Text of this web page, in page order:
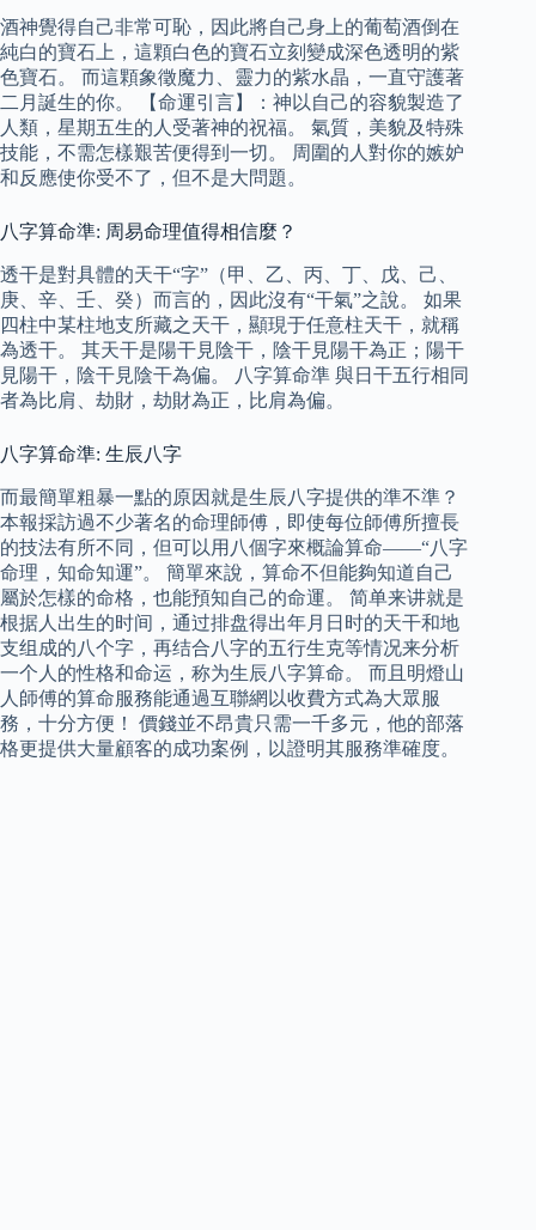
酒神覺得自己非常可恥，因此將自己身上的葡萄酒倒在
純白的寶石上，這顆白色的寶石立刻變成深色透明的紫
色寶石。 而這顆象徵魔力、靈力的紫水晶，一直守護著
二月誕生的你。 【命運引言】：神以自己的容貌製造了
人類，星期五生的人受著神的祝福。 氣質，美貌及特殊
技能，不需怎樣艱苦便得到一切。 周圍的人對你的嫉妒
和反應使你受不了，但不是大問題。
八字算命準: 周易命理值得相信麼？
透干是對具體的天干“字”（甲、乙、丙、丁、戊、己、
庚、辛、壬、癸）而言的，因此沒有“干氣”之說。 如果
四柱中某柱地支所藏之天干，顯現于任意柱天干，就稱
為透干。 其天干是陽干見陰干，陰干見陽干為正；陽干
見陽干，陰干見陰干為偏。 八字算命準 與日干五行相同
者為比肩、劫財，劫財為正，比肩為偏。
八字算命準: 生辰八字
而最簡單粗暴一點的原因就是生辰八字提供的準不準？
本報採訪過不少著名的命理師傅，即使每位師傅所擅長
的技法有所不同，但可以用八個字來概論算命——“八字
命理，知命知運”。 簡單來說，算命不但能夠知道自己
屬於怎樣的命格，也能預知自己的命運。 简单来讲就是
根据人出生的时间，通过排盘得出年月日时的天干和地
支组成的八个字，再结合八字的五行生克等情况来分析
一个人的性格和命运，称为生辰八字算命。 而且明燈山
人師傅的算命服務能通過互聯網以收費方式為大眾服
務，十分方便！ 價錢並不昂貴只需一千多元，他的部落
格更提供大量顧客的成功案例，以證明其服務準確度。